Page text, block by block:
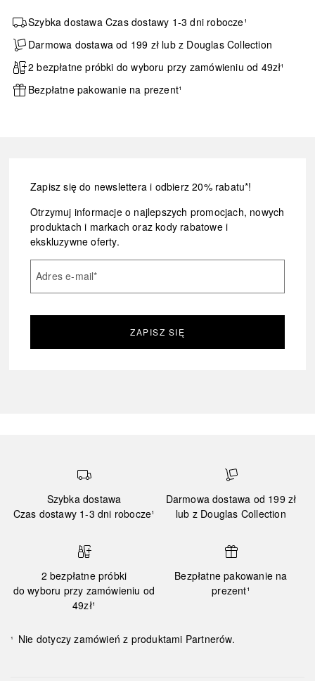
Szybka dostawa Czas dostawy 1-3 dni robocze¹
Darmowa dostawa od 199 zł lub z Douglas Collection
2 bezpłatne próbki do wyboru przy zamówieniu od 49zł¹
Bezpłatne pakowanie na prezent¹
Zapisz się do newslettera i odbierz 20% rabatu*!
Otrzymuj informacje o najlepszych promocjach, nowych
produktach i markach oraz kody rabatowe i
ekskluzywne oferty.
Adres e-mail*
ZAPISZ SIĘ
Szybka dostawa
Czas dostawy 1-3 dni robocze¹
Darmowa dostawa od 199 zł
lub z Douglas Collection
2 bezpłatne próbki
do wyboru przy zamówieniu od
49zł¹
Bezpłatne pakowanie na
prezent¹
¹ Nie dotyczy zamówień z produktami Partnerów.